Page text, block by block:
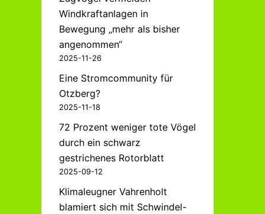
Windkraftanlagen in
Bewegung „mehr als bisher
angenommen“
2025-11-26
Eine Stromcommunity für
Otzberg?
2025-11-18
72 Prozent weniger tote Vögel
durch ein schwarz
gestrichenes Rotorblatt
2025-09-12
Klimaleugner Vahrenholt
blamiert sich mit Schwindel-